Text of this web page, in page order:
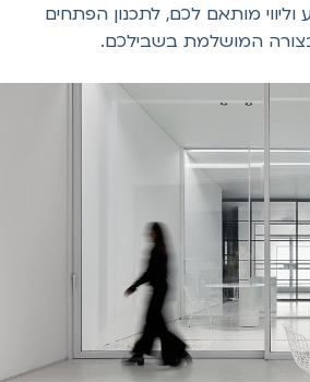
מותאם לכם, לתכנון הפתחים
המושלמת בשבילכם.